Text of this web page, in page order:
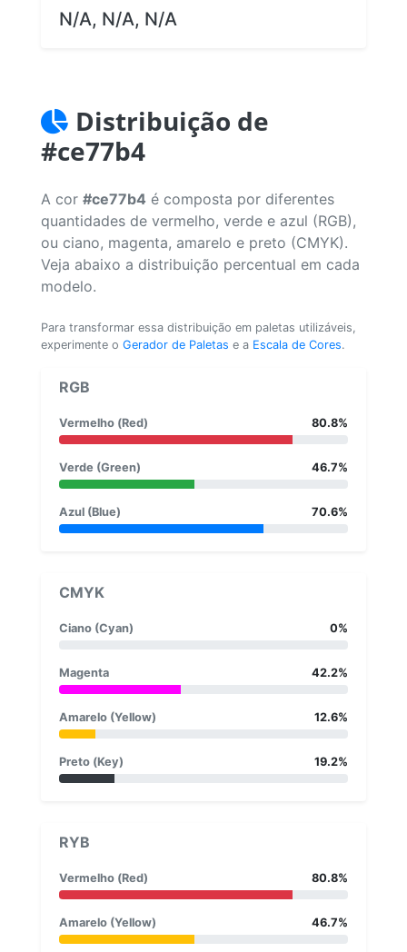
N/A, N/A, N/A
Distribuição de
#ce77b4
A cor #ce77b4 é composta por diferentes
quantidades de vermelho, verde e azul (RGB),
ou ciano, magenta, amarelo e preto (CMYK).
Veja abaixo a distribuição percentual em cada
modelo.
Para transformar essa distribuição em paletas utilizáveis,
experimente o Gerador de Paletas e a Escala de Cores.
RGB
Vermelho (Red) 80.8%
Verde (Green) 46.7%
Azul (Blue) 70.6%
CMYK
Ciano (Cyan) 0%
Magenta 42.2%
Amarelo (Yellow) 12.6%
Preto (Key) 19.2%
RYB
Vermelho (Red) 80.8%
Amarelo (Yellow) 46.7%